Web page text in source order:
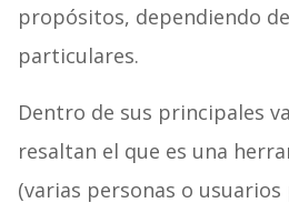
propósitos, dependiendo
particulares.
Dentro de sus principales
resaltan el que es una
(varias personas o